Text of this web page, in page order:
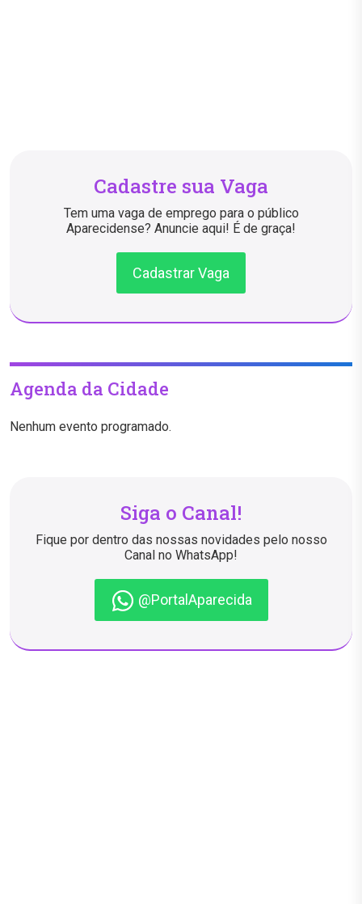
Cadastre sua Vaga
Tem uma vaga de emprego para o público
Aparecidense? Anuncie aqui! É de graça!
Cadastrar Vaga
Agenda da Cidade
Nenhum evento programado.
Siga o Canal!
Fique por dentro das nossas novidades pelo nosso
Canal no WhatsApp!
@PortalAparecida